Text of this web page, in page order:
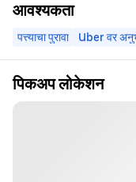
आवश्यकता
पत्त्याचा पुरावा Uber वर
पिकअप लोकेशन